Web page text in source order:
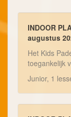
INDOOR
augustus
Het Kids
toegankelijk
Junior, 1